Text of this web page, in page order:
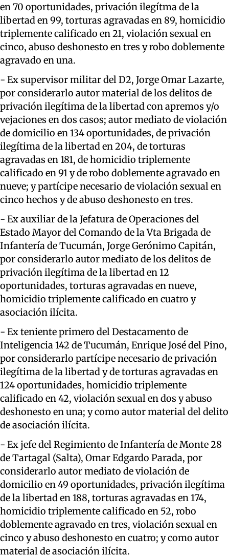
en 70 oportunidades, privación ilegítma de la
libertad en 99, torturas agravadas en 89, homicidio
triplemente calificado en 21, violación sexual en
cinco, abuso deshonesto en tres y robo doblemente
agravado en una.
- Ex supervisor militar del D2, Jorge Omar Lazarte,
por considerarlo autor material de los delitos de
privación ilegítima de la libertad con apremos y/o
vejaciones en dos casos; autor mediato de violación
de domicilio en 134 oportunidades, de privación
ilegítima de la libertad en 204, de torturas
agravadas en 181, de homicidio triplemente
calificado en 91 y de robo doblemente agravado en
nueve; y partícipe necesario de violación sexual en
cinco hechos y de abuso deshonesto en tres.
- Ex auxiliar de la Jefatura de Operaciones del
Estado Mayor del Comando de la Vta Brigada de
Infantería de Tucumán, Jorge Gerónimo Capitán,
por considerarlo autor mediato de los delitos de
privación ilegítima de la libertad en 12
oportunidades, torturas agravadas en nueve,
homicidio triplemente calificado en cuatro y
asociación ilícita.
- Ex teniente primero del Destacamento de
Inteligencia 142 de Tucumán, Enrique José del Pino,
por considerarlo partícipe necesario de privación
ilegítima de la libertad y de torturas agravadas en
124 oportunidades, homicidio triplemente
calificado en 42, violación sexual en dos y abuso
deshonesto en una; y como autor material del delito
de asociación ilícita.
- Ex jefe del Regimiento de Infantería de Monte 28
de Tartagal (Salta), Omar Edgardo Parada, por
considerarlo autor mediato de violación de
domicilio en 49 oportunidades, privación ilegítima
de la libertad en 188, torturas agravadas en 174,
homicidio triplemente calificado en 52, robo
doblemente agravado en tres, violación sexual en
cinco y abuso deshonesto en cuatro; y como autor
material de asociación ilícita.